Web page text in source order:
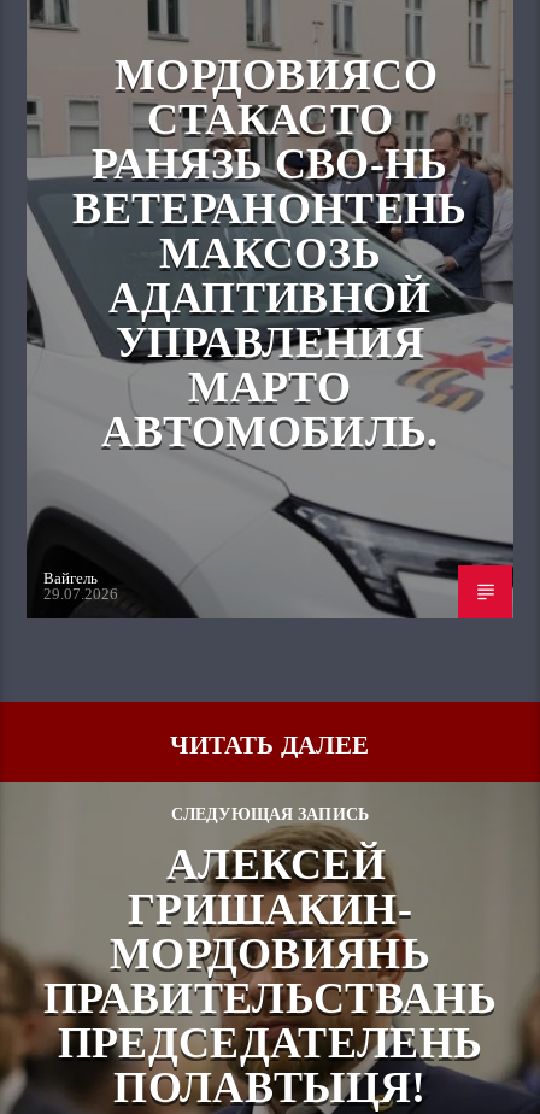
МОРДОВИЯСО
СТАКАСТО
РАНЯЗЬ СВО-НЬ
ВЕТЕРАНОНТЕНЬ
МАКСОЗЬ
АДАПТИВНОЙ
УПРАВЛЕНИЯ
МАРТО
АВТОМОБИЛЬ.
Вайгель
29.07.2026
ЧИТАТЬ ДАЛЕЕ
СЛЕДУЮЩАЯ ЗАПИСЬ
АЛЕКСЕЙ
ГРИШАКИН-
МОРДОВИЯНЬ
ПРАВИТЕЛЬСТВАНЬ
ПРЕДСЕДАТЕЛЕНЬ
ПОЛАВТЫЦЯ!